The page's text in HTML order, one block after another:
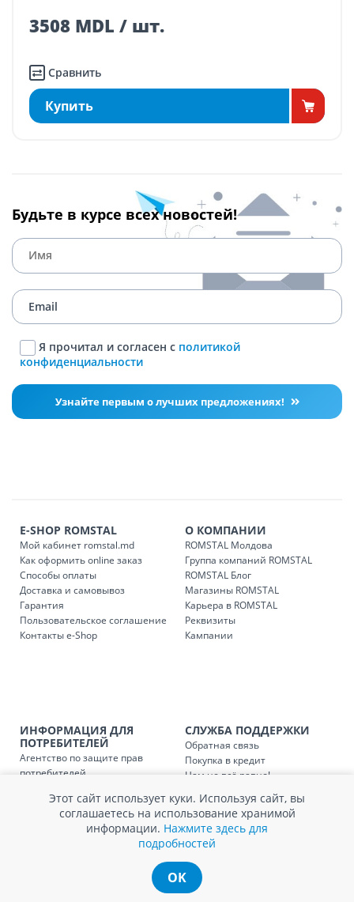
3508 MDL / шт.
Сравнить
Купить
Будьте в курсе всех новостей!
Я прочитал и согласен с политикой
конфиденциальности
Узнайте первым о лучших предложениях!
E-SHOP ROMSTAL
Мой кабинет romstal.md
Как оформить online заказ
Способы оплаты
Доставка и самовывоз
Гарантия
Пользовательское соглашение
Контакты e-Shop
О КОМПАНИИ
ROMSTAL Молдова
Группа компаний ROMSTAL
ROMSTAL Блог
Магазины ROMSTAL
Карьера в ROMSTAL
Реквизиты
Кампании
ИНФОРМАЦИЯ ДЛЯ
ПОТРЕБИТЕЛЕЙ
Агентство по защите прав
потребителей
персональных данных
Политика cookie
СЛУЖБА ПОДДЕРЖКИ
Обратная связь
Покупка в кредит
Нам не всё равно!
Вопросы и ответы
Сервисный центр
Сервис ECOSOFT
Контакты
Этот сайт использует куки. Используя сайт, вы
соглашаетесь на использование хранимой
информации. Нажмите здесь для
подробностей
OK